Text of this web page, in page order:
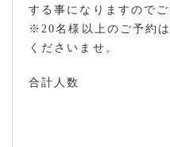
する事になりますのでご
※20名様以上のご予約
くださいませ。
合計人数